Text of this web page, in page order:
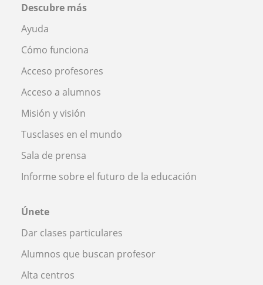
Descubre más
Ayuda
Cómo funciona
Acceso profesores
Acceso a alumnos
Misión y visión
Tusclases en el mundo
Sala de prensa
Informe sobre el futuro de la educación
Únete
Dar clases particulares
Alumnos que buscan profesor
Alta centros